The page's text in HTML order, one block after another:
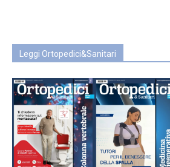
Leggi Ortopedici&Sanitari